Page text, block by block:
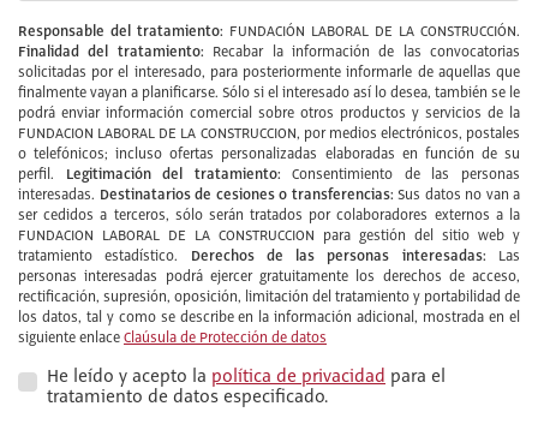
Responsable del tratamiento: FUNDACIÓN LABORAL DE LA CONSTRUCCIÓN.
Finalidad del tratamiento: Recabar la información de las convocatorias
solicitadas por el interesado, para posteriormente informarle de aquellas que
finalmente vayan a planificarse. Sólo si el interesado así lo desea, también se le
podrá enviar información comercial sobre otros productos y servicios de la
FUNDACION LABORAL DE LA CONSTRUCCION, por medios electrónicos, postales
o telefónicos; incluso ofertas personalizadas elaboradas en función de su
perfil.
Legitimación del tratamiento: Consentimiento de las personas
interesadas. Destinatarios de cesiones o transferencias: Sus datos no van a
ser cedidos a terceros, sólo serán tratados por colaboradores externos a la
FUNDACION LABORAL DE LA CONSTRUCCION para gestión del sitio web y
tratamiento estadístico.
Derechos de las personas interesadas: Las
personas interesadas podrá ejercer gratuitamente los derechos de acceso,
rectificación, supresión, oposición, limitación del tratamiento y portabilidad de
los datos, tal y como se describe en la información adicional, mostrada en el
siguiente enlace Claúsula de Protección de datos
He leído y acepto la política de privacidad para el
tratamiento de datos especificado.